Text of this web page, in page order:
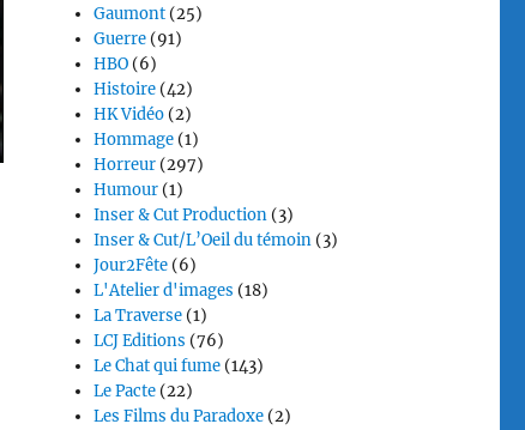
Gaumont (25)
Guerre (91)
HBO (6)
Histoire (42)
HK Vidéo (2)
Hommage (1)
Horreur (297)
Humour (1)
Inser & Cut Production (3)
Inser & Cut/L’Oeil du témoin (3)
Jour2Fête (6)
L'Atelier d'images (18)
La Traverse (1)
LCJ Editions (76)
Le Chat qui fume (143)
Le Pacte (22)
Les Films du Paradoxe (2)